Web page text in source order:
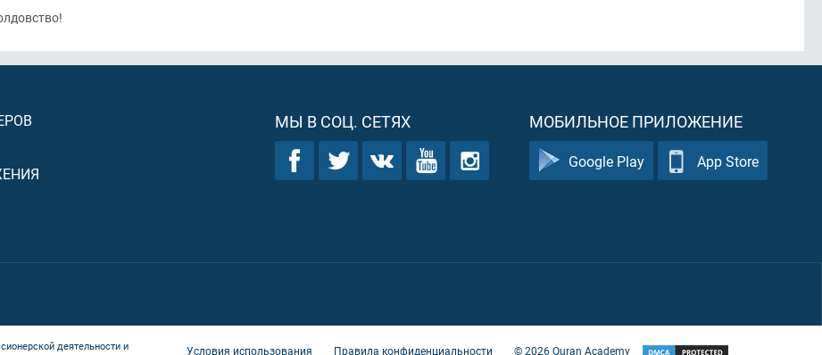
МЫ В СОЦ. СЕТЯХ МОБИЛЬНОЕ ПРИЛОЖЕНИЕ
Google Play App Store
деятельности и
Условия использования Правила конфиденциальности ©2026Quran Academy